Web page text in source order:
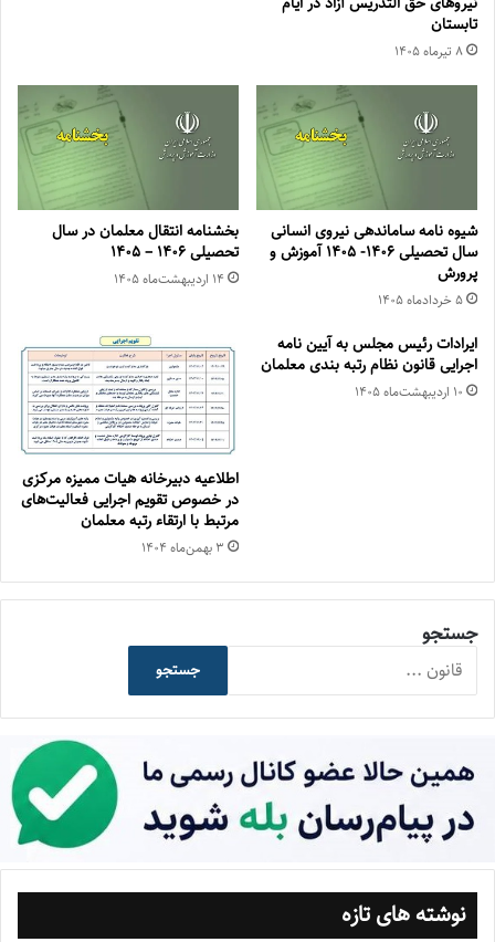
تابستان
۸ تیر‌ماه ۱۴۰۵
شیوه نامه ساماندهی نیروی انسانی
سال تحصیلی ۱۴۰۶- ۱۴۰۵ آموزش و
پرورش
۵ خرداد‌ماه ۱۴۰۵
بخشنامه انتقال معلمان در سال
تحصیلی ۱۴۰۶ – ۱۴۰۵
۱۴ اردیبهشت‌ماه ۱۴۰۵
ایرادات رئیس مجلس به آیین نامه
اجرایی قانون نظام رتبه بندی معلمان
۱۰ اردیبهشت‌ماه ۱۴۰۵
اطلاعیه دبیرخانه هیات ممیزه مرکزی
در خصوص تقویم اجرایی فعالیت‌های
مرتبط با ارتقاء رتبه معلمان
۳ بهمن‌ماه ۱۴۰۴
جستجو
جستجو
نوشته های تازه